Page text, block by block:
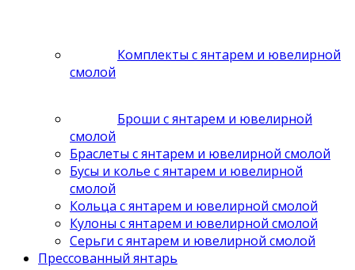
Комплекты с янтарем и ювелирной
смолой
Броши с янтарем и ювелирной
смолой
Браслеты с янтарем и ювелирной смолой
Бусы и колье с янтарем и ювелирной
смолой
Кольца с янтарем и ювелирной смолой
Кулоны с янтарем и ювелирной смолой
Серьги с янтарем и ювелирной смолой
Прессованный янтарь